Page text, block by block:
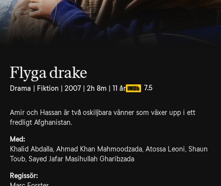
Flyga drake
Drama | Fiktion | 2007 | 2h 8m | 11 år 7.5
Amir och Hassan är två oskiljbara vänner som växer upp i ett
fredligt Afghanistan.
Med:
Khalid Abdalla, Ahmad Khan Mahmoodzada, Atossa Leoni, Shaun
Toub, Sayed Jafar Masihullah Gharibzada
Regissör: